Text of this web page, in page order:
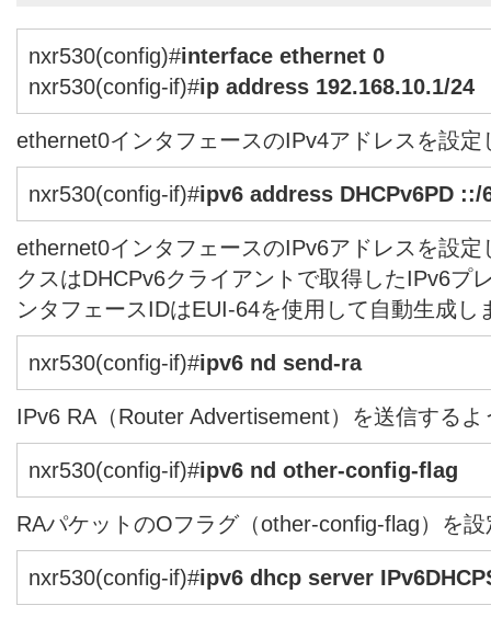
nxr530(config)#interface ethernet 0
nxr530(config-if)#ip address 192.168.10.1/24
ethernet0インタフェースのIPv4アドレスを設定
nxr530(config-if)#ipv6 address DHCPv6PD ::/
ethernet0インタフェースのIPv6アドレスを設
クスはDHCPv6クライアントで取得したIPv6プ
ンタフェースIDはEUI-64を使用して自動生成し
nxr530(config-if)#ipv6 nd send-ra
IPv6 RA（Router Advertisement）を送信する
nxr530(config-if)#ipv6 nd other-config-flag
RAパケットのOフラグ（other-config-flag）を
nxr530(config-if)#ipv6 dhcp server